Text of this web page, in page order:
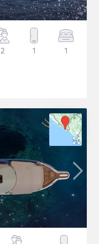
2 1 1